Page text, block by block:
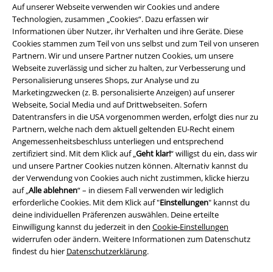
Auf unserer Webseite verwenden wir Cookies und andere
Technologien, zusammen „Cookies“. Dazu erfassen wir
Informationen über Nutzer, ihr Verhalten und ihre Geräte. Diese
Cookies stammen zum Teil von uns selbst und zum Teil von unseren
Partnern. Wir und unsere Partner nutzen Cookies, um unsere
Webseite zuverlässig und sicher zu halten, zur Verbesserung und
Personalisierung unseres Shops, zur Analyse und zu
Marketingzwecken (z. B. personalisierte Anzeigen) auf unserer
Webseite, Social Media und auf Drittwebseiten. Sofern
Datentransfers in die USA vorgenommen werden, erfolgt dies nur zu
Partnern, welche nach dem aktuell geltenden EU-Recht einem
Angemessenheitsbeschluss unterliegen und entsprechend
zertifiziert sind. Mit dem Klick auf „Geht klar!“ willigst du ein, dass wir
und unsere Partner Cookies nutzen können. Alternativ kannst du
der Verwendung von Cookies auch nicht zustimmen, klicke hierzu
auf „Alle ablehnen“ – in diesem Fall verwenden wir lediglich
erforderliche Cookies. Mit dem Klick auf "Einstellungen" kannst du
deine individuellen Präferenzen auswählen. Deine erteilte
Einwilligung kannst du jederzeit in den Cookie-Einstellungen
widerrufen oder ändern. Weitere Informationen zum Datenschutz
findest du hier Datenschutzerklärung.
Rechtliches
AGB
Impressum
Datenschutz
Entsorgung und Umweltschutz
Konformitätserklärung